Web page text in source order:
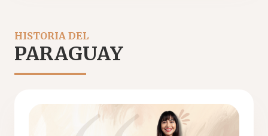
HISTORIA DEL
PARAGUAY